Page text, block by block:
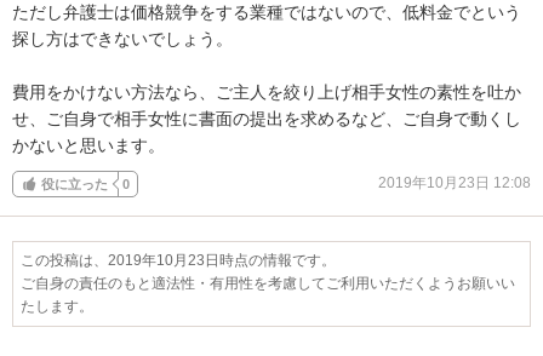
ただし弁護士は価格競争をする業種ではないので、低料金でという
探し方はできないでしょう。
費用をかけない方法なら、ご主人を絞り上げ相手女性の素性を吐か
せ、ご自身で相手女性に書面の提出を求めるなど、ご自身で動くし
かないと思います。
役に立った 0 2019年10月23日 12:08
この投稿は、2019年10月23日時点の情報です。
ご自身の責任のもと適法性・有用性を考慮してご利用いただくようお願いい
たします。